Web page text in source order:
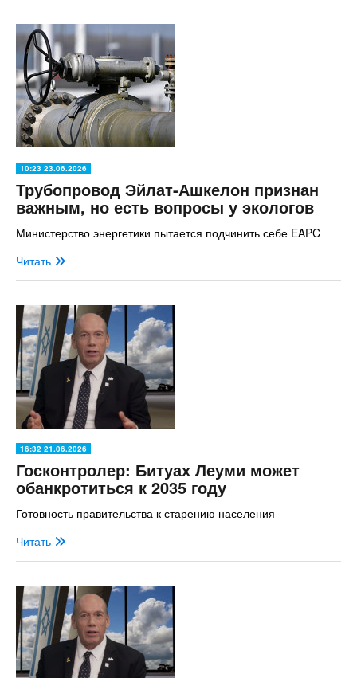
10:23 23.06.2026
Трубопровод Эйлат-Ашкелон признан
важным, но есть вопросы у экологов
Министерство энергетики пытается подчинить себе EAPC
Читать
16:32 21.06.2026
Госконтролер: Битуах Леуми может
обанкротиться к 2035 году
Готовность правительства к старению населения
Читать